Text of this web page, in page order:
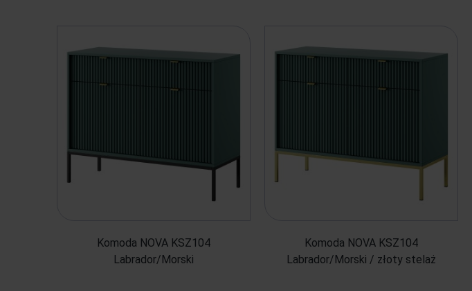
Komoda NOVA KSZ104
Labrador/Morski
Komoda NOVA KSZ104
Labrador/Morski / złoty stelaż